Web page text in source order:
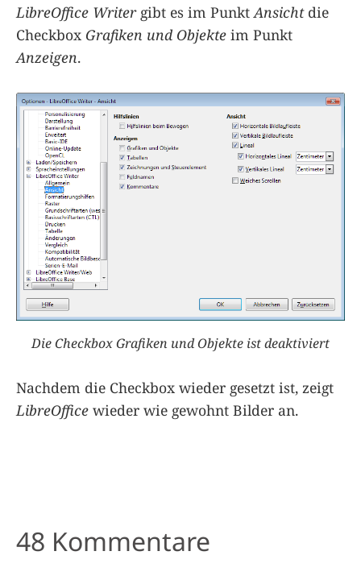
LibreOffice Writergibt es im Punkt Ansichtdie
Checkbox Grafiken und Objekte im Punkt
Anzeigen.
Die Checkbox Grafiken und Objekte ist deaktiviert
Nachdem die Checkbox wieder gesetzt ist, zeigt
LibreOffice wieder wie gewohnt Bilder an.
48 Kommentare